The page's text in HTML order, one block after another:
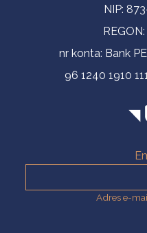
NIP:
nr konta: Bank
96 1240 1910
Adres e-